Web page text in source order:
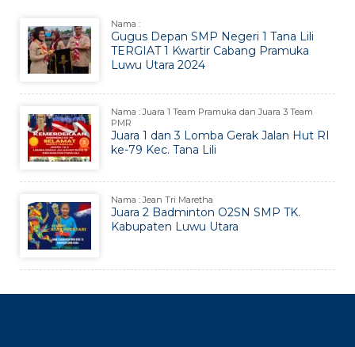
Nama :
Gugus Depan SMP Negeri 1 Tana Lili
TERGIAT 1 Kwartir Cabang Pramuka
Luwu Utara 2024
Nama : Juara 1 Team Pramuka dan Juara 3 Team
PMR
Juara 1 dan 3 Lomba Gerak Jalan Hut RI
ke-79 Kec. Tana Lili
Nama : Jean Tri Maretha
Juara 2 Badminton O2SN SMP TK.
Kabupaten Luwu Utara